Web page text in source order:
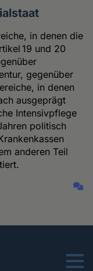
in denen die
19 und 20
gegenüber
in denen
ausgeprägt
Intensivpflege
politisch
anderen Teil
Menu